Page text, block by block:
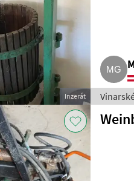
Inzerát